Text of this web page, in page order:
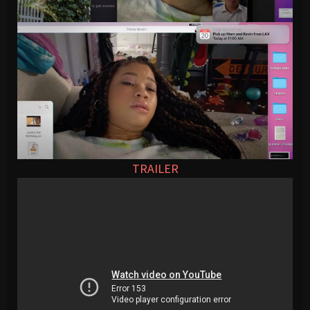
TRAILER